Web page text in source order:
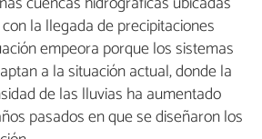
la llegada de precipitaciones
empeora porque los sistemas
a la situación actual, donde la
de las lluvias ha aumentado
pasados en que se diseñaron los